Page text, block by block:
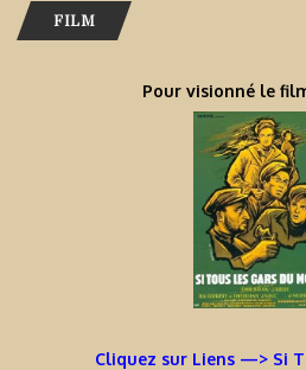
FILM
Pour visionné le
Cliquez sur Liens —> Si